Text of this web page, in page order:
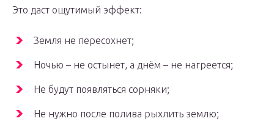
Это даст ощутимый эффект:
Земля не пересохнет;
Ночью – не остынет, а днём – не нагреется;
Не будут появляться сорняки;
Не нужно после полива рыхлить землю;